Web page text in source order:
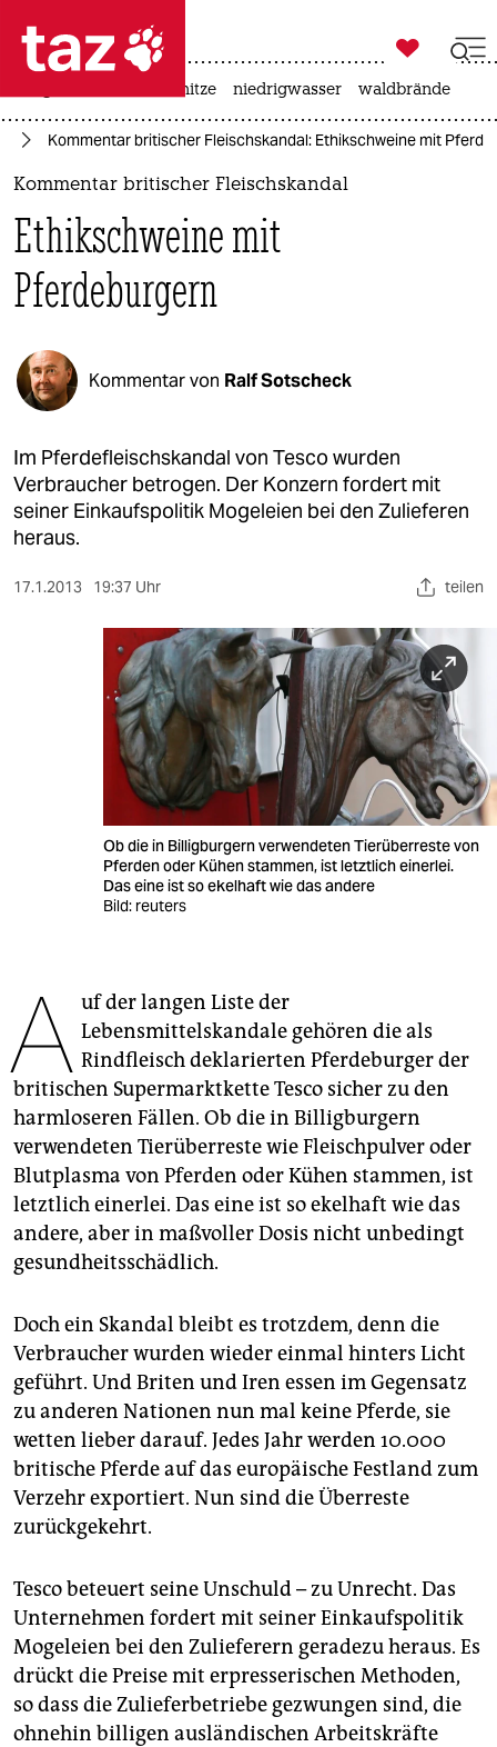
 taz zahl ich
taz zahl ich
politik
öko
gesellschaft
kultur
sport
berlin
nord
wahrheit
veranstaltungen
fragen & hilfe
unterstützen
epaper login

taz zahl ich
hitze niedrigwasser waldbrände
Kommentar britischer Fleischskandal: Ethikschweine mit
Kommentar britischer Fleischskandal
Ethikschweine mit
Pferdeburgern
Kommentar von Ralf Sotscheck
Im Pferdefleischskandal von Tesco wurden
Verbraucher betrogen. Der Konzern fordert mit
seiner Einkaufspolitik Mogeleien bei den Zulieferen
heraus.
17.1.2013 19:37 Uhr teilen
Ob die in Billigburgern verwendeten Tierüberreste von
Pferden oder Kühen stammen, ist letztlich einerlei.
Das eine ist so ekelhaft wie das andere
Bild: reuters
A uf der langen Liste der
Lebensmittelskandale gehören die als
Rindfleisch deklarierten Pferdeburger der
britischen Supermarktkette Tesco sicher zu den
harmloseren Fällen. Ob die in Billigburgern
verwendeten Tierüberreste wie Fleischpulver oder
Blutplasma von Pferden oder Kühen stammen, ist
letztlich einerlei. Das eine ist so ekelhaft wie das
andere, aber in maßvoller Dosis nicht unbedingt
gesundheitsschädlich.
Doch ein Skandal bleibt es trotzdem, denn die
Verbraucher wurden wieder einmal hinters Licht
geführt. Und Briten und Iren essen im Gegensatz
zu anderen Nationen nun mal keine Pferde, sie
wetten lieber darauf. Jedes Jahr werden 10.000
britische Pferde auf das europäische Festland zum
Verzehr exportiert. Nun sind die Überreste
zurückgekehrt.
Tesco beteuert seine Unschuld – zu Unrecht. Das
Unternehmen fordert mit seiner Einkaufspolitik
Mogeleien bei den Zulieferern geradezu heraus. Es
drückt die Preise mit erpresserischen Methoden,
so dass die Zulieferbetriebe gezwungen sind, die
ohnehin billigen ausländischen Arbeitskräfte